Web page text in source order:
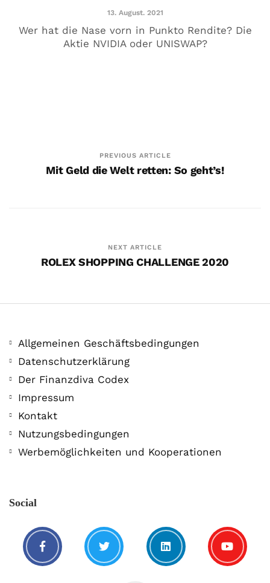
13. August. 2021
Wer hat die Nase vorn in Punkto Rendite? Die
Aktie NVIDIA oder UNISWAP?
PREVIOUS ARTICLE
Mit Geld die Welt retten: So geht’s!
NEXT ARTICLE
ROLEX SHOPPING CHALLENGE 2020
Allgemeinen Geschäftsbedingungen
Datenschutzerklärung
Der Finanzdiva Codex
Impressum
Kontakt
Nutzungsbedingungen
Werbemöglichkeiten und Kooperationen
Social